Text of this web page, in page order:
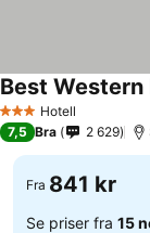
3 StjernerHotell
Best
7,5 Bra 2 629
Fra 841 kr
Se priser fra 15